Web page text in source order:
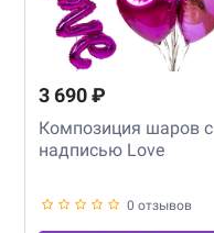
3 690 ₽
Композиция шаров с
надписью Love
0 отзывов